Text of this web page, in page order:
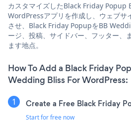
カスタマイズしたBlack Friday
WordPressアプリを作成し、ウェブサ
させ、Black Friday PopupをBB
ージ、投稿、サイドバー、フッター、
ます地点。
How To Add a Black Friday
Wedding Bliss For WordPress:
Create a Free Black Friday
Start for free now